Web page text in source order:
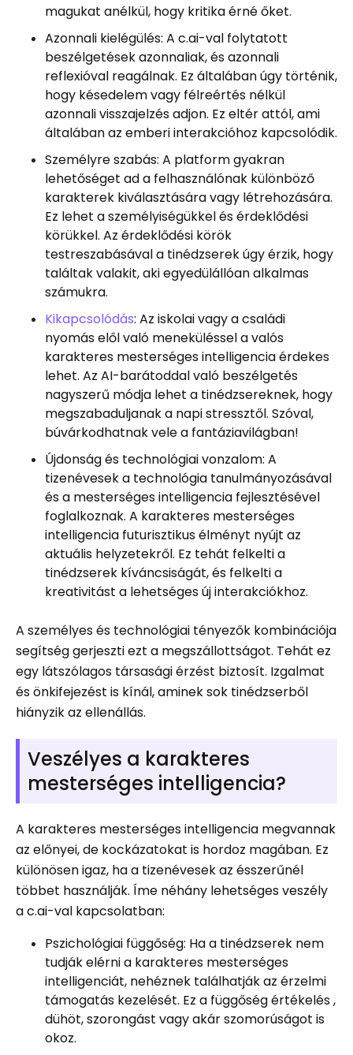
magukat anélkül, hogy kritika érné őket.
Azonnali kielégülés: A c.ai-val folytatott
beszélgetések azonnaliak, és azonnali
reflexióval reagálnak. Ez általában úgy történik,
hogy késedelem vagy félreértés nélkül
azonnali visszajelzés adjon. Ez eltér attól, ami
általában az emberi interakcióhoz kapcsolódik.
Személyre szabás: A platform gyakran
lehetőséget ad a felhasználónak különböző
karakterek kiválasztására vagy létrehozására.
Ez lehet a személyiségükkel és érdeklődési
körükkel. Az érdeklődési körök
testreszabásával a tinédzserek úgy érzik, hogy
találtak valakit, aki egyedülállóan alkalmas
számukra.
Kikapcsolódás: Az iskolai vagy a családi
nyomás elől való meneküléssel a valós
karakteres mesterséges intelligencia érdekes
lehet. Az AI-barátoddal való beszélgetés
nagyszerű módja lehet a tinédzsereknek, hogy
megszabaduljanak a napi stressztől. Szóval,
búvárkodhatnak vele a fantáziavilágban!
Újdonság és technológiai vonzalom: A
tizenévesek a technológia tanulmányozásával
és a mesterséges intelligencia fejlesztésével
foglalkoznak. A karakteres mesterséges
intelligencia futurisztikus élményt nyújt az
aktuális helyzetekről. Ez tehát felkelti a
tinédzserek kíváncsiságát, és felkelti a
kreativitást a lehetséges új interakciókhoz.
A személyes és technológiai tényezők kombinációja
segítség gerjeszti ezt a megszállottságot. Tehát ez
egy látszólagos társasági érzést biztosít. Izgalmat
és önkifejezést is kínál, aminek sok tinédzserből
hiányzik az ellenállás.
Veszélyes a karakteres
mesterséges intelligencia?
A karakteres mesterséges intelligencia megvannak
az előnyei, de kockázatokat is hordoz magában. Ez
különösen igaz, ha a tizenévesek az ésszerűnél
többet használják. Íme néhány lehetséges veszély
a c.ai-val kapcsolatban:
Pszichológiai függőség: Ha a tinédzserek nem
tudják elérni a karakteres mesterséges
intelligenciát, nehéznek találhatják az érzelmi
támogatás kezelését. Ez a függőség értékelés ,
dühöt, szorongást vagy akár szomorúságot is
okoz.